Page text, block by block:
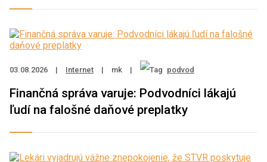
03.08.2026 | Internet | mk | podvod
Finančná správa varuje: Podvodníci lákajú
ľudí na falošné daňové preplatky